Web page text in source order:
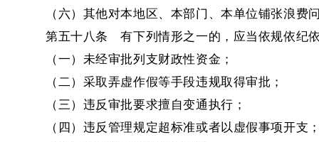
（六）其他对本地区、本部门、本单位铺张浪费
第五十八条 有下列情形之一的，应当依规依纪
（一）未经审批列支财政性资金；
（二）采取弄虚作假等手段违规取得审批；
（三）违反审批要求擅自变通执行；
（四）违反管理规定超标准或者以虚假事项开支